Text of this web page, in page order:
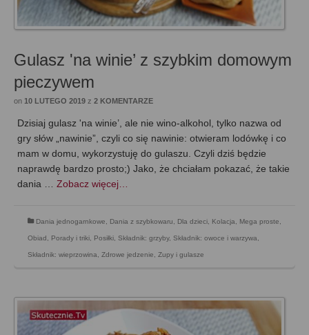
Gulasz 'na winie’ z szybkim domowym
pieczywem
on 10 LUTEGO 2019 z 2 KOMENTARZE
Dzisiaj gulasz 'na winie’, ale nie wino-alkohol, tylko nazwa od
gry słów „nawinie”, czyli co się nawinie: otwieram lodówkę i co
mam w domu, wykorzystuję do gulaszu. Czyli dziś będzie
naprawdę bardzo prosto;) Jako, że chciałam pokazać, że takie
dania … Zobacz więcej…
Dania jednogarnkowe Dania z szybkowaru Dla dzieci Kolacja Mega proste
Obiad Porady i triki Posiłki Składnik: grzyby, Składnik: owoce i warzywa
Składnik: wieprzowina Zdrowe jedzenie Zupy i gulasze